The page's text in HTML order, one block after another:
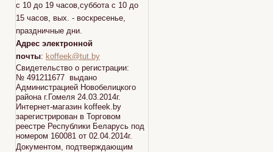
с 10 до 19 часов,суббота с 10 до
15 часов, вых. - воскресенье,
праздничные дни.
Адрес электронной
почты: koffeek@tut.by
Свидетельство о регистрации:
№ 491211677 выдано
Администрацией Новобелицкого
района г.Гомеля 24.03.2014г.
Интернет-магазин koffeek.by
зарегистрирован в Торговом
реестре Республики Беларусь под
номером 160081 от 02.04.2014г.
Документом, подтверждающим